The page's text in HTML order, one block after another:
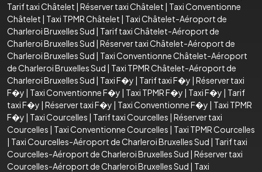
Tarif taxi Châtelet | Réserver taxi Châtelet | Taxi Conventionne
Châtelet | Taxi TPMR Châtelet | Taxi Châtelet-Aéroport de
Charleroi Bruxelles Sud | Tarif taxi Châtelet-Aéroport de
Charleroi Bruxelles Sud | Réserver taxi Châtelet-Aéroport de
Charleroi Bruxelles Sud | Taxi Conventionne Châtelet-Aéroport
de Charleroi Bruxelles Sud | Taxi TPMR Châtelet-Aéroport de
Charleroi Bruxelles Sud | Taxi F�y | Tarif taxi F�y | Réserver taxi
F�y | Taxi Conventionne F�y | Taxi TPMR F�y | Taxi F�y | Tarif
taxi F�y | Réserver taxi F�y | Taxi Conventionne F�y | Taxi TPMR
F�y | Taxi Courcelles | Tarif taxi Courcelles | Réserver taxi
Courcelles | Taxi Conventionne Courcelles | Taxi TPMR Courcelles
| Taxi Courcelles-Aéroport de Charleroi Bruxelles Sud | Tarif taxi
Courcelles-Aéroport de Charleroi Bruxelles Sud | Réserver taxi
Courcelles-Aéroport de Charleroi Bruxelles Sud | Taxi